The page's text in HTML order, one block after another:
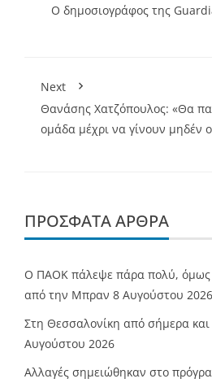
Ο δημοσιογράφος της
Next
Θανάσης Χατζόπουλος: «Θα
ομάδα μέχρι να γίνουν μηδέν
ΠΡΌΣΦΑΤΑ ΆΡΘΡΑ
Ο ΠΑΟΚ πάλεψε πάρα πολύ, όμως
από την Μπραν 8 Αυγούστου 2026
Στη Θεσσαλονίκη από σήμερα και
Αυγούστου 2026
Αλλαγές σημειώθηκαν στο